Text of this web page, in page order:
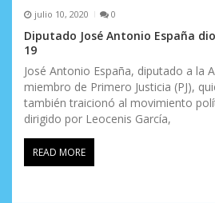
julio 10, 2020 0
Diputado José Antonio España
19
José Antonio España, diputado a la
miembro de Primero Justicia (PJ),
también traicionó al movimiento
dirigido por Leocenis García,
READ MORE